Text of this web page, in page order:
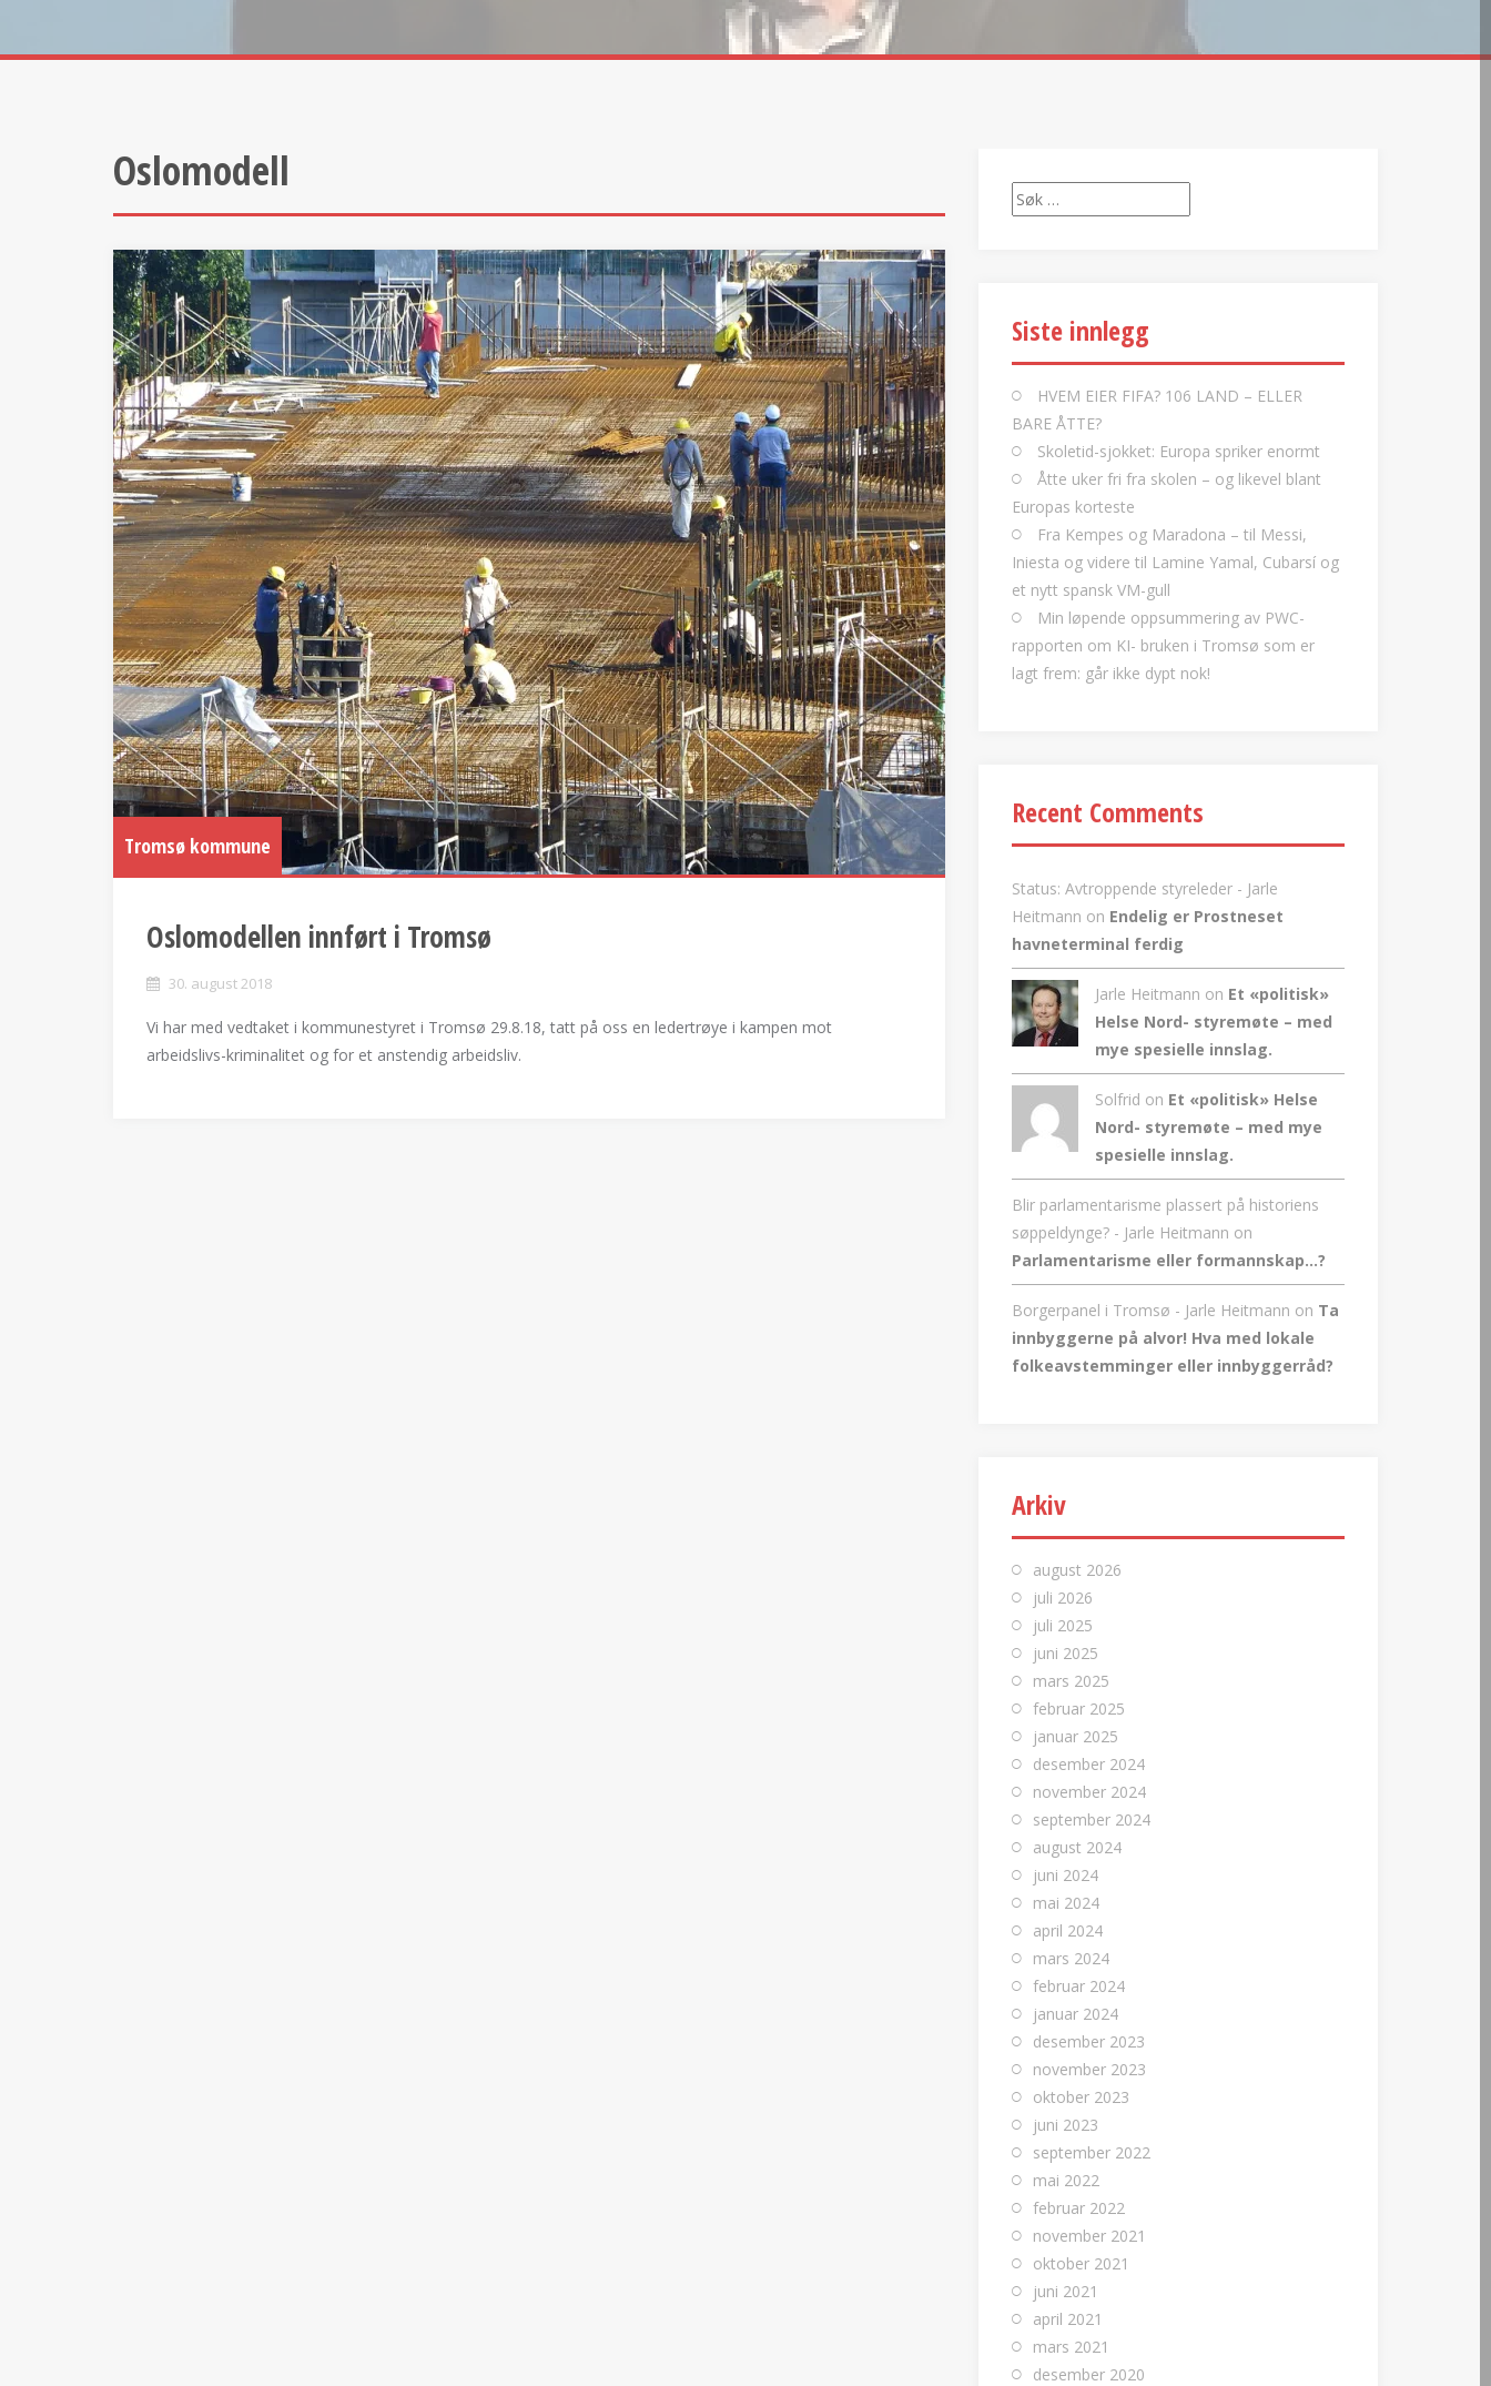
Oslomodell
Tromsø kommune
Oslomodellen innført i Tromsø
30. august 2018
Vi har med vedtaket i kommunestyret i Tromsø 29.8.18, tatt på oss en ledertrøye i kampen mot
arbeidslivs-kriminalitet og for et anstendig arbeidsliv.
Søk
etter:
Siste innlegg
HVEM EIER FIFA? 106 LAND – ELLER
BARE ÅTTE?
Skoletid-sjokket: Europa spriker enormt
Åtte uker fri fra skolen – og likevel blant
Europas korteste
Fra Kempes og Maradona – til Messi,
Iniesta og videre til Lamine Yamal, Cubarsí og
et nytt spansk VM-gull
Min løpende oppsummering av PWC-
rapporten om KI- bruken i Tromsø som er
lagt frem: går ikke dypt nok!
Recent Comments
Status: Avtroppende styreleder - Jarle
Heitmann on Endelig er Prostneset
havneterminal ferdig
Jarle Heitmann on Et «politisk»
Helse Nord- styremøte – med
mye spesielle innslag.
Solfrid on Et «politisk» Helse
Nord- styremøte – med mye
spesielle innslag.
Blir parlamentarisme plassert på historiens
søppeldynge? - Jarle Heitmann on
Parlamentarisme eller formannskap…?
Borgerpanel i Tromsø - Jarle Heitmann on Ta
innbyggerne på alvor! Hva med lokale
folkeavstemminger eller innbyggerråd?
Arkiv
august 2026
juli 2026
juli 2025
juni 2025
mars 2025
februar 2025
januar 2025
desember 2024
november 2024
september 2024
august 2024
juni 2024
mai 2024
april 2024
mars 2024
februar 2024
januar 2024
desember 2023
november 2023
oktober 2023
juni 2023
september 2022
mai 2022
februar 2022
november 2021
oktober 2021
juni 2021
april 2021
mars 2021
desember 2020